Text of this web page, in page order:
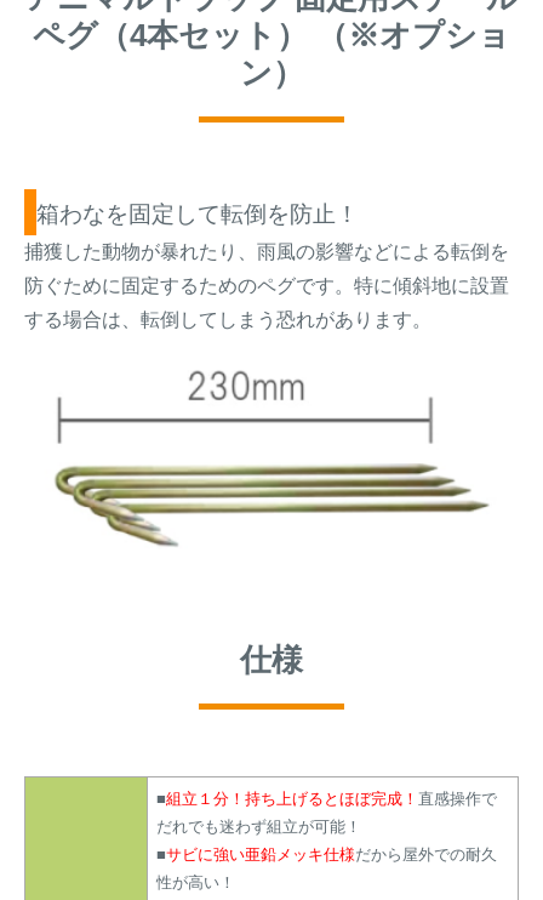
ペグ（4本セット） （※オプショ
ン）
箱わなを固定して転倒を防止！
捕獲した動物が暴れたり、雨風の影響などによる転倒を
防ぐために固定するためのペグです。特に傾斜地に設置
する場合は、転倒してしまう恐れがあります。
仕様
■組立１分！持ち上げるとほぼ完成！ 直感操作で
だれでも迷わず組立が可能！
■サビに強い亜鉛メッキ仕様だから屋外での耐久
性が高い！